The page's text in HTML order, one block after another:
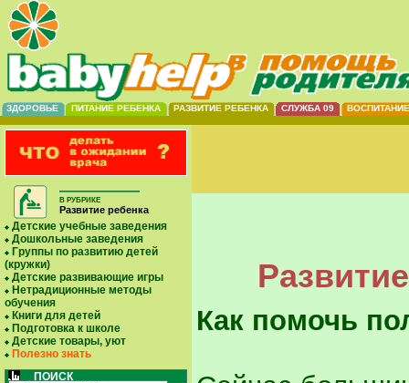
ЗДОРОВЬЕ ПИТАНИЕ РЕБЕНКА РАЗВИТИЕ РЕБЕНКА СЛУЖБА 09 ВОСПИТАНИЕ
В РУБРИКЕ
Развитие ребенка
Детские учебные заведения
Дошкольные заведения
Группы по развитию детей
(кружки)
Детские развивающие игры
Нетрадиционные методы
обучения
Книги для детей
Подготовка к школе
Детские товары, уют
Полезно знать
ПОИСК
Как помочь